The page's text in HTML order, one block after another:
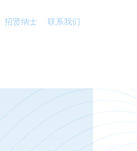
招贤纳士 联系我们